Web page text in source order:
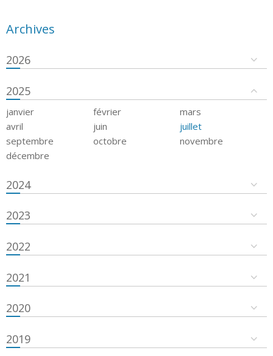
Archives
2026
2025
janvier février
mars
avril
juin
juillet
septembre
octobre
novembre
décembre
2024
2023
2022
2021
2020
2019